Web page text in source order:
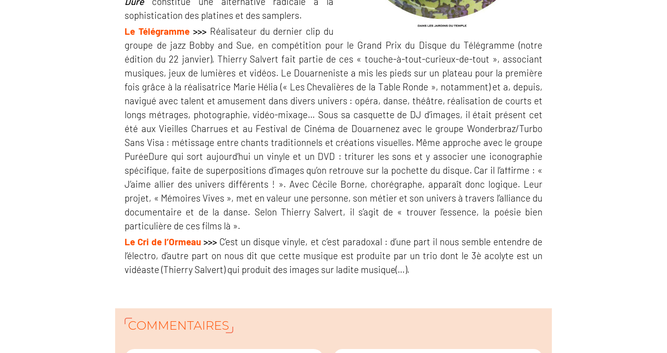
sophistication des platines et des samplers.
Le Télégramme >>>Réalisateur du dernier clip du
groupe de jazz Bobby and Sue, en compétition pour le Grand Prix du Disque du Télégramme (notre
édition du 22 janvier), Thierry Salvert fait partie de ces « touche‐à‐tout‐curieux‐de‐tout », associant
musiques, jeux de lumières et vidéos. Le Douarneniste a mis les pieds sur un plateau pour la première
fois grâce à la réalisatrice Marie Hélia (« Les Chevalières de la Table Ronde », notamment) et a, depuis,
navigué avec talent et amusement dans divers univers : opéra, danse, théâtre, réalisation de courts et
longs métrages, photographie, vidéo‐mixage… Sous sa casquette de DJ d’images, il était présent cet
été aux Vieilles Charrues et au Festival de Cinéma de Douarnenez avec le groupe Wonderbraz/Turbo
Sans Visa : métissage entre chants traditionnels et créations visuelles. Même approche avec le groupe
PuréeDure qui sort aujourd’hui un vinyle et un DVD : triturer les sons et y associer une iconographie
spécifique, faite de superpositions d’images qu’on retrouve sur la pochette du disque. Car il l’affirme : «
J’aime allier des univers différents ! ». Avec Cécile Borne, chorégraphe, apparaît donc logique. Leur
projet, « Mémoires Vives », met en valeur une personne, son métier et son univers à travers l’alliance du
documentaire et de la danse. Selon Thierry Salvert, il s’agit de « trouver l’essence, la poésie bien
particulière de ces films là ».
Le Cri de l’Ormeau >>> C’est un disque vinyle, et c’est paradoxal : d’une part il nous semble entendre de
l’électro, d’autre part on nous dit que cette musique est produite par un trio dont le 3è acolyte est un
vidéaste (Thierry Salvert) qui produit des images sur ladite musique(…).
COMMENTAIRES